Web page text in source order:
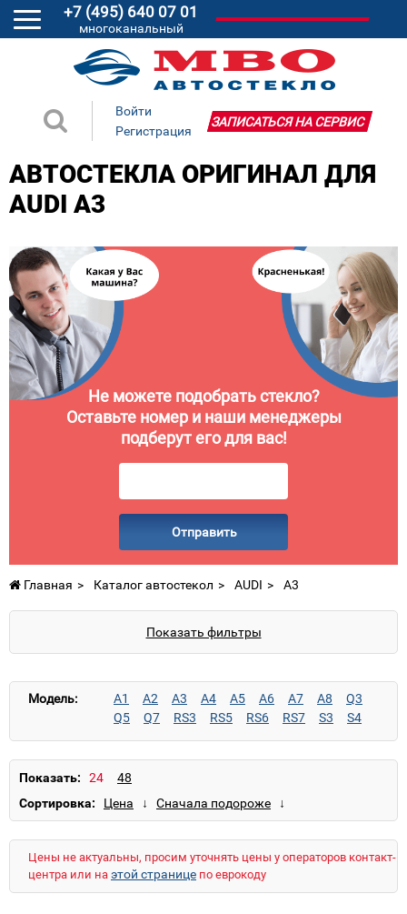
+7 (495) 640 07 01
многоканальный
Войти
Регистрация
ЗАПИСАТЬСЯ НА СЕРВИС
АВТОСТЕКЛА ОРИГИНАЛ ДЛЯ
AUDI A3
Не можете подобрать стекло?
Оставьте номер и наши менеджеры
подберут его для вас!
Отправить
Главная Каталог автостекол AUDI A3
Показать фильтры
Модель: A1 A2 A3 A4 A5 A6 A7 A8
Q3
Q5
Q7 RS3 RS5 RS6 RS7 S3
S4
Показать:
Сортировка:
Цены не актуальны, просим уточнять цены у операторов контакт-
центра или на этой странице по еврокоду